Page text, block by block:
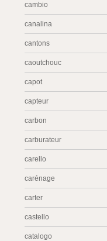
cambio
canalina
cantons
caoutchouc
capot
capteur
carbon
carburateur
carello
carénage
carter
castello
catalogo